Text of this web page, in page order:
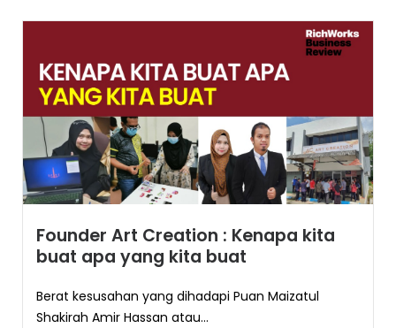
Founder Art Creation : Kenapa kita
buat apa yang kita buat
Berat kesusahan yang dihadapi Puan Maizatul
Shakirah Amir Hassan atau...